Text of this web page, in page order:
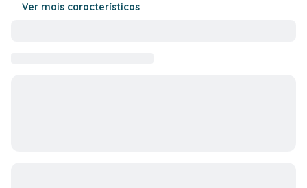
Ver mais características